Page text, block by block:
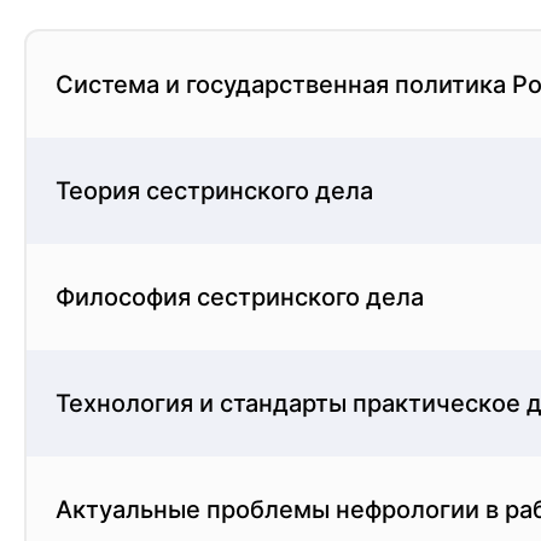
рекомендаций и назначений, определяющих
дела при гемодиализе включают глубокое
Система и государственная политика
Теория сестринского дела
Философия сестринского дела
Технология и стандарты
Актуальные проблемы нефрологии в